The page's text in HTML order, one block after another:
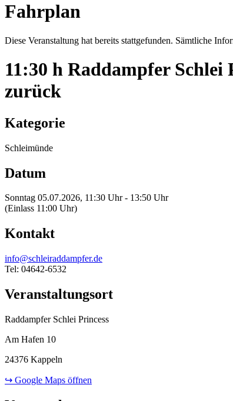
Fahrplan
Diese Veranstaltung hat bereits stattgefunden. Sämtliche
11:30 h Raddampfer
zurück
Kategorie
Schleimünde
Datum
Sonntag 05.07.2026, 11:30 Uhr - 13:50 Uhr
(Einlass 11:00 Uhr)
Kontakt
info@schleiraddampfer.de
Tel: 04642-6532
Veranstaltungsort
Raddampfer Schlei Princess
Am Hafen 10
24376 Kappeln
↪ Google Maps öffnen